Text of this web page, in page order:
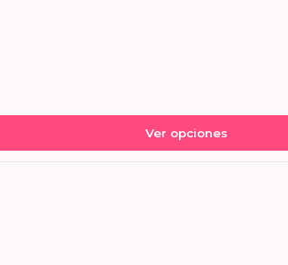
Ver opciones